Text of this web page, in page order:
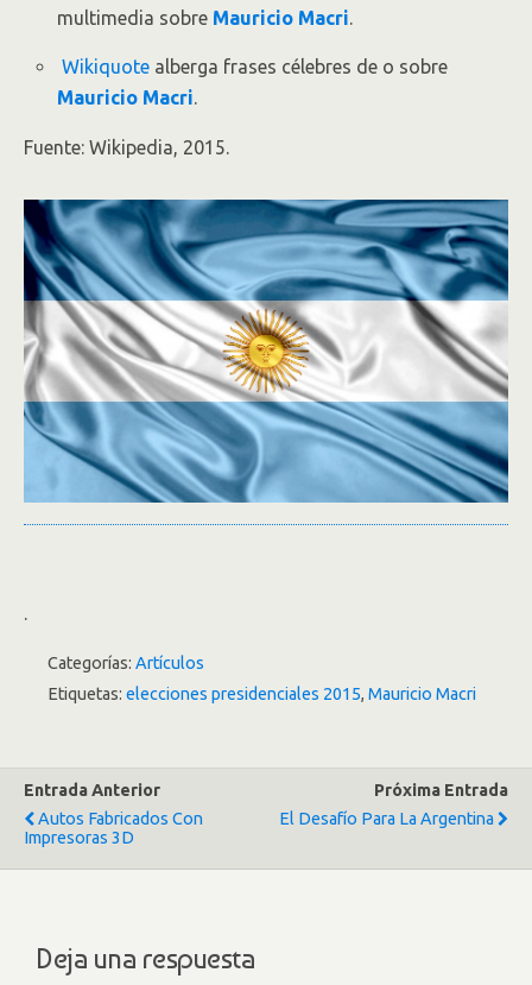
multimedia sobre Mauricio Macri.
Wikiquote alberga frases célebres de o sobre
Mauricio Macri.
Fuente: Wikipedia, 2015.
.
Categorías: Artículos
Etiquetas: elecciones presidenciales 2015, Mauricio Macri
Entrada Anterior
Autos Fabricados Con
Impresoras 3D
Próxima Entrada
El Desafío Para La Argentina
Deja una respuesta